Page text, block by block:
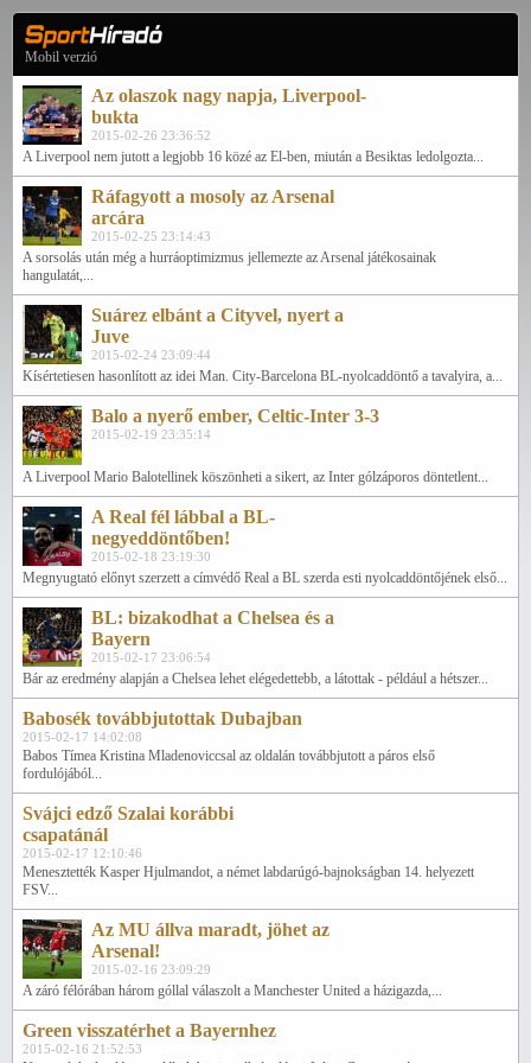
Mobil verzió
Az olaszok nagy napja, Liverpool-
bukta
2015-02-26 23:36:52
A Liverpool nem jutott a legjobb 16 közé az El-ben, miután a Besiktas ledolgozta...
Ráfagyott a mosoly az Arsenal
arcára
2015-02-25 23:14:43
A sorsolás után még a hurráoptimizmus jellemezte az Arsenal játékosainak
hangulatát,...
Suárez elbánt a Cityvel, nyert a
Juve
2015-02-24 23:09:44
Kísértetiesen hasonlított az idei Man. City-Barcelona BL-nyolcaddöntő a tavalyira, a...
Balo a nyerő ember, Celtic-Inter 3-3
2015-02-19 23:35:14
A Liverpool Mario Balotellinek köszönheti a sikert, az Inter gólzáporos döntetlent...
A Real fél lábbal a BL-
negyeddöntőben!
2015-02-18 23:19:30
Megnyugtató előnyt szerzett a címvédő Real a BL szerda esti nyolcaddöntőjének első...
BL: bizakodhat a Chelsea és a
Bayern
2015-02-17 23:06:54
Bár az eredmény alapján a Chelsea lehet elégedettebb, a látottak - például a hétszer...
Babosék továbbjutottak Dubajban
2015-02-17 14:02:08
Babos Tímea Kristina Mladenoviccsal az oldalán továbbjutott a páros első
fordulójából...
Svájci edző Szalai korábbi
csapatánál
2015-02-17 12:10:46
Menesztették Kasper Hjulmandot, a német labdarúgó-bajnokságban 14. helyezett
FSV...
Az MU állva maradt, jöhet az
Arsenal!
2015-02-16 23:09:29
A záró félórában három góllal válaszolt a Manchester United a házigazda,...
Green visszatérhet a Bayernhez
2015-02-16 21:52:53